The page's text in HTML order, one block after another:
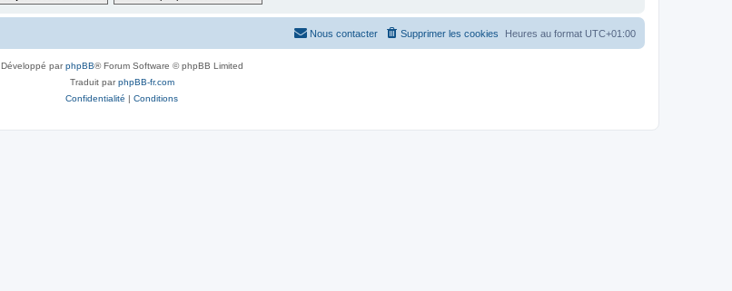
Heures au format UTC+01:00
Supprimer les cookies
Nous contacter
Développé parphpBB® Forum Software © phpBB Limited
Traduit parphpBB-fr.com
Confidentialité | Conditions